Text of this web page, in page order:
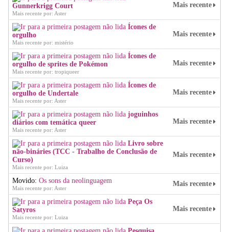
Gunnerkrigg Court
Mais recente por: Aster
Mais recente
Ícones de
orgulho
Mais recente por: mistério
Mais recente
Ícones de
orgulho de sprites de Pokémon
Mais recente por: tropiqueer
Mais recente
Ícones de
orgulho de Undertale
Mais recente por: Aster
Mais recente
joguinhos
diários com temática queer
Mais recente por: Aster
Mais recente
Livro sobre
não-bináries (TCC - Trabalho de Conclusão de
Curso)
Mais recente por: Luiza
Mais recente
Movido: Os sons da neolinguagem
Mais recente por: Aster
Mais recente
Peça Os
Satyros
Mais recente por: Luiza
Mais recente